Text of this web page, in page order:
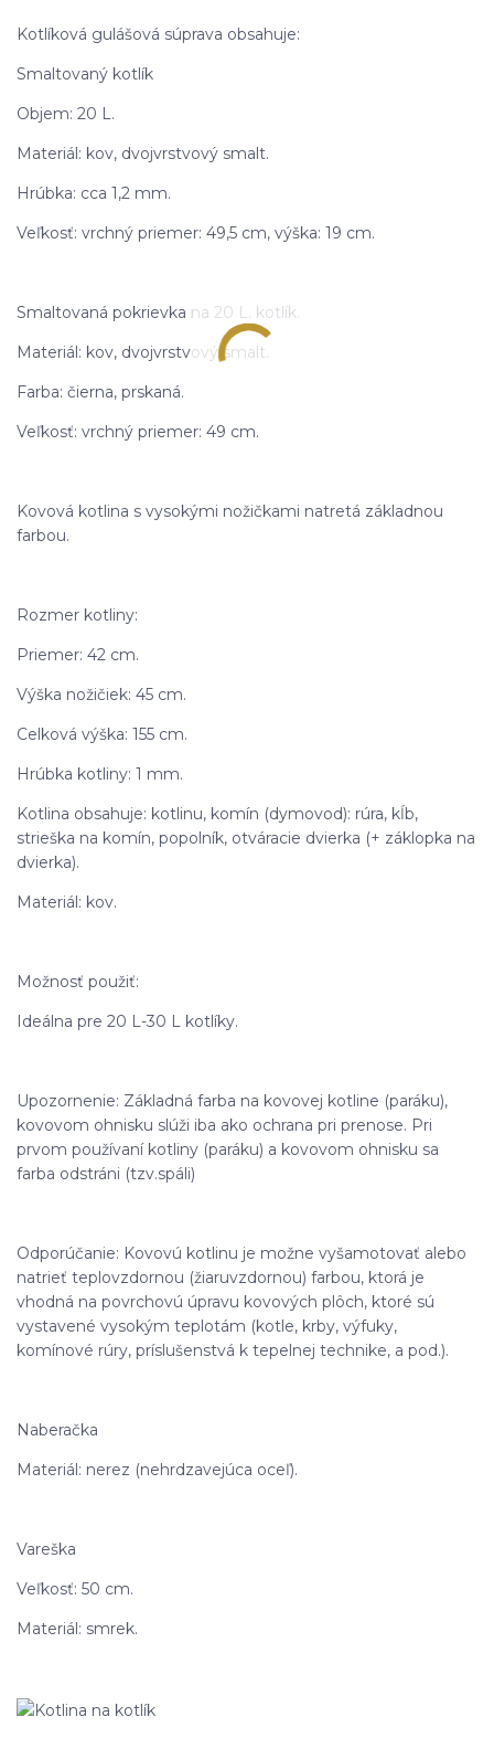
Kotlíková gulášová súprava obsahuje:
Smaltovaný kotlík
Objem: 20 L.
Materiál: kov, dvojvrstvový smalt.
Hrúbka: cca 1,2 mm.
Veľkosť: vrchný priemer: 49,5 cm, výška: 19 cm.
Smaltovaná pokrievka na 20 L. kotlík.
Materiál: kov, dvojvrstvový smalt.
Farba: čierna, prskaná.
Veľkosť: vrchný priemer: 49 cm.
Kovová kotlina s vysokými nožičkami natretá základnou
farbou.
Rozmer kotliny:
Priemer: 42 cm.
Výška nožičiek: 45 cm.
Celková výška: 155 cm.
Hrúbka kotliny: 1 mm.
Kotlina obsahuje: kotlinu, komín (dymovod): rúra, kĺb,
strieška na komín, popolník, otváracie dvierka (+ záklopka na
dvierka).
Materiál: kov.
Možnosť použiť:
Ideálna pre 20 L-30 L kotlíky.
Upozornenie: Základná farba na kovovej kotline (paráku),
kovovom ohnisku slúži iba ako ochrana pri prenose. Pri
prvom používaní kotliny (paráku) a kovovom ohnisku sa
farba odstráni (tzv.spáli)
Odporúčanie: Kovovú kotlinu je možne vyšamotovať alebo
natrieť teplovzdornou (žiaruvzdornou) farbou, ktorá je
vhodná na povrchovú úpravu kovových plôch, ktoré sú
vystavené vysokým teplotám (kotle, krby, výfuky,
komínové rúry, príslušenstvá k tepelnej technike, a pod.).
Naberačka
Materiál: nerez (nehrdzavejúca oceľ).
Vareška
Veľkosť: 50 cm.
Materiál: smrek.